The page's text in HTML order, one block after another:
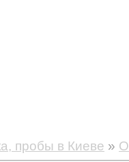
пробы в Киеве »